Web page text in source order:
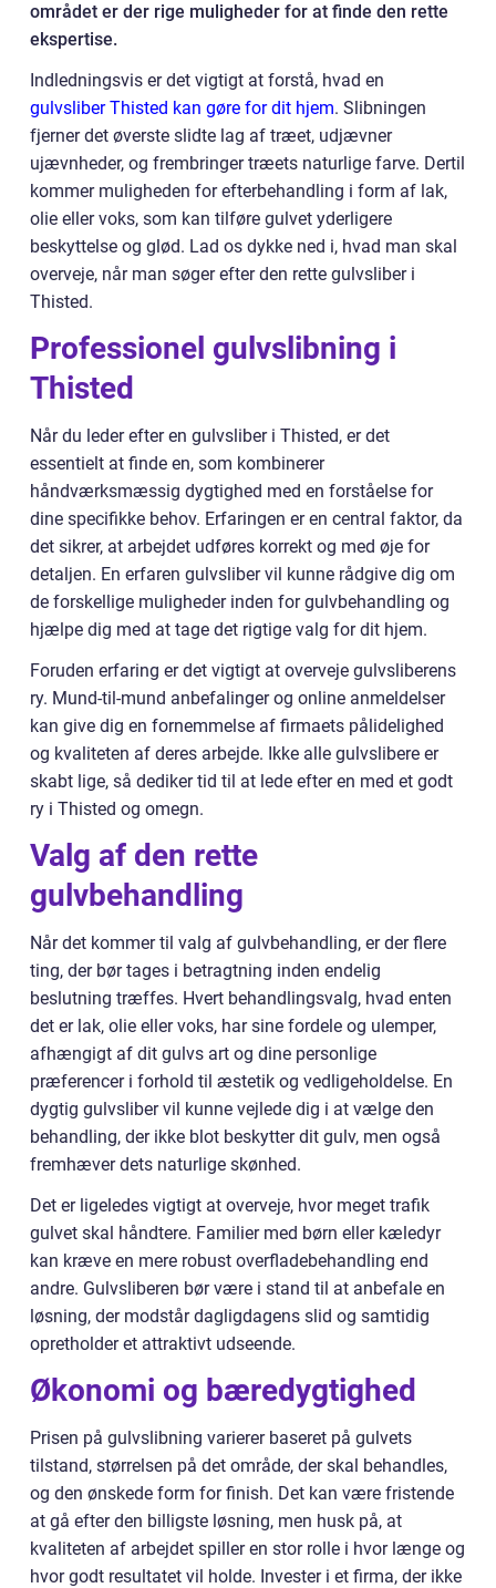
området er der rige muligheder for at finde den rette
ekspertise.
Indledningsvis er det vigtigt at forstå, hvad en
gulvsliber Thisted kan gøre for dit hjem. Slibningen
fjerner det øverste slidte lag af træet, udjævner
ujævnheder, og frembringer træets naturlige farve. Dertil
kommer muligheden for efterbehandling i form af lak,
olie eller voks, som kan tilføre gulvet yderligere
beskyttelse og glød. Lad os dykke ned i, hvad man skal
overveje, når man søger efter den rette gulvsliber i
Thisted.
Professionel gulvslibning i
Thisted
Når du leder efter en gulvsliber i Thisted, er det
essentielt at finde en, som kombinerer
håndværksmæssig dygtighed med en forståelse for
dine specifikke behov. Erfaringen er en central faktor, da
det sikrer, at arbejdet udføres korrekt og med øje for
detaljen. En erfaren gulvsliber vil kunne rådgive dig om
de forskellige muligheder inden for gulvbehandling og
hjælpe dig med at tage det rigtige valg for dit hjem.
Foruden erfaring er det vigtigt at overveje gulvsliberens
ry. Mund-til-mund anbefalinger og online anmeldelser
kan give dig en fornemmelse af firmaets pålidelighed
og kvaliteten af deres arbejde. Ikke alle gulvslibere er
skabt lige, så dediker tid til at lede efter en med et godt
ry i Thisted og omegn.
Valg af den rette
gulvbehandling
Når det kommer til valg af gulvbehandling, er der flere
ting, der bør tages i betragtning inden endelig
beslutning træffes. Hvert behandlingsvalg, hvad enten
det er lak, olie eller voks, har sine fordele og ulemper,
afhængigt af dit gulvs art og dine personlige
præferencer i forhold til æstetik og vedligeholdelse. En
dygtig gulvsliber vil kunne vejlede dig i at vælge den
behandling, der ikke blot beskytter dit gulv, men også
fremhæver dets naturlige skønhed.
Det er ligeledes vigtigt at overveje, hvor meget trafik
gulvet skal håndtere. Familier med børn eller kæledyr
kan kræve en mere robust overfladebehandling end
andre. Gulvsliberen bør være i stand til at anbefale en
løsning, der modstår dagligdagens slid og samtidig
opretholder et attraktivt udseende.
Økonomi og bæredygtighed
Prisen på gulvslibning varierer baseret på gulvets
tilstand, størrelsen på det område, der skal behandles,
og den ønskede form for finish. Det kan være fristende
at gå efter den billigste løsning, men husk på, at
kvaliteten af arbejdet spiller en stor rolle i hvor længe og
hvor godt resultatet vil holde. Invester i et firma, der ikke